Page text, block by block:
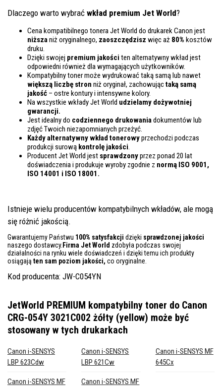
Dlaczego warto wybrać wkład premium Jet World?
Cena kompatibilnego tonera Jet World do drukarek Canon jest
niższaniż oryginalnego, zaoszczędzisz więc aż 80% kosztów
druku.
Dzięki swojej premium jakości ten alternatywny wkład jest
odpowiedni również dla wymagających użytkowników.
Kompatybilny toner może wydrukować taką samą lub nawet
większą liczbę stron niż oryginał, zachowująctaką samą
jakość – ostre kontury i intensywne kolory.
Na wszystkie wkłady Jet World udzielamy dożywotniej
gwarancji.
Jest idealny do codziennego drukowaniadokumentów lub
zdjęć Twoich niezapomnianych przeżyć.
Każdy alternatywny wkład tonerowyprzechodzi podczas
produkcji surową kontrolę jakości.
Producent Jet World jest sprawdzonyprzez ponad 20 lat
doświadczenia i produkuje wyroby zgodnie z normą ISO 9001,
ISO 14001 i ISO 18001.
Istnieje wielu producentów kompatybilnych wkładów, ale mogą
się różnić jakością.
Gwarantujemy Państwu 100% satysfakcji dzięki sprawdzonej jakości
naszego dostawcy. Firma Jet World zdobyła podczas swojej
działalności na rynku wiele doświadczeń i dzięki temu ich produkty
osiągają ten sam poziom jakości, co oryginalne.
Kod producenta: JW-C054YN
JetWorld PREMIUM kompatybilny toner do Canon
CRG-054Y 3021C002 żółty (yellow) może być
stosowany w tych drukarkach
Canon i-SENSYS
LBP 623Cdw
Canon i-SENSYS
LBP 621Cw
Canon i-SENSYS MF
645Cx
Canon i-SENSYS MF
Canon i-SENSYS MF